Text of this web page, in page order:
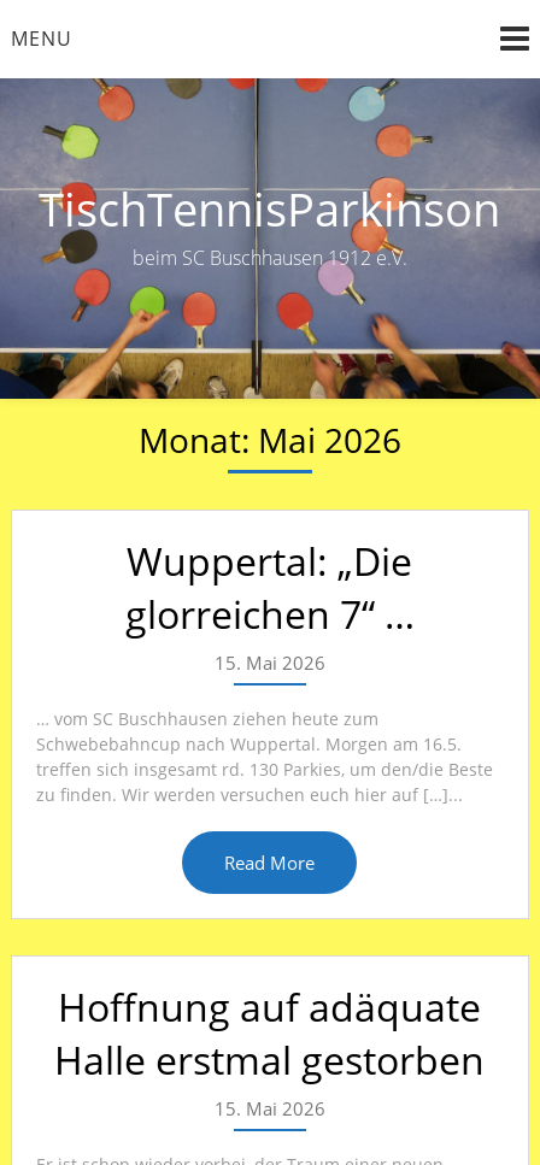
toMENU
TischTennisParkinson
beim SC Buschhausen 1912 e.V.
Monat: Mai 2026
Wuppertal: „Die
glorreichen 7“ …
15. Mai 2026
… vom SC Buschhausen ziehen heute zum
Schwebebahncup nach Wuppertal. Morgen am 16.5.
treffen sich insgesamt rd. 130 Parkies, um den/die Beste
zu finden. Wir werden versuchen euch hier auf […]...
Read More
Hoffnung auf adäquate
Halle erstmal gestorben
15. Mai 2026